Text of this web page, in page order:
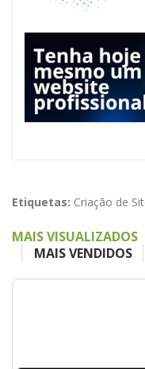
Etiquetas: Criação de
MAIS VISUALIZADOS
MAIS VENDIDOS